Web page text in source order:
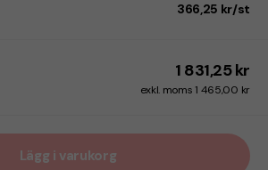
366,25 kr/st
1 831,25 kr
exkl. moms 1 465,00 kr
Lägg i varukorg